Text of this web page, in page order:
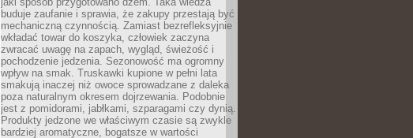
buduje zaufanie i sprawia, że zakupy przestają być
mechaniczną czynnością. Zamiast bezrefleksyjnie
wkładać towar do koszyka, człowiek zaczyna
zwracać uwagę na zapach, wygląd, świeżość i
pochodzenie jedzenia. Sezonowość ma ogromny
wpływ na smak. Truskawki kupione w pełni lata
smakują inaczej niż owoce sprowadzane z daleka
poza naturalnym okresem dojrzewania. Podobnie
jest z pomidorami, jabłkami, szparagami czy dynią.
Produkty jedzone we właściwym czasie są zwykle
bardziej aromatyczne, bogatsze w wartości